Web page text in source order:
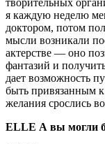
творительных
я каждую неделю
доктором, потом
мысли возникали
актерстве — оно
фантазий и
дает воз­можность
быть привязанным
желания срослись
ELLE А вы могли